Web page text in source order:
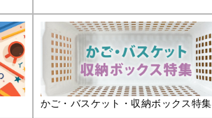
かご・バスケット・収納ボックス特集